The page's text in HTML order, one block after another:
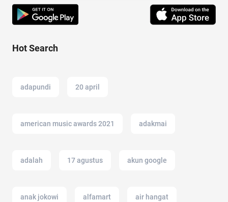
Hot Search
adapundi 20 april
american music awards 2021 adakmai
adalah 17 agustus akun google
anak jokowi alfamart air hangat